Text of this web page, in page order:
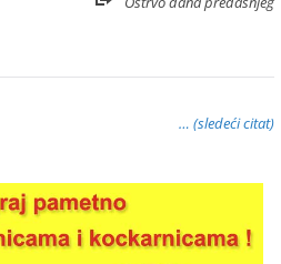
… (sledeći citat)